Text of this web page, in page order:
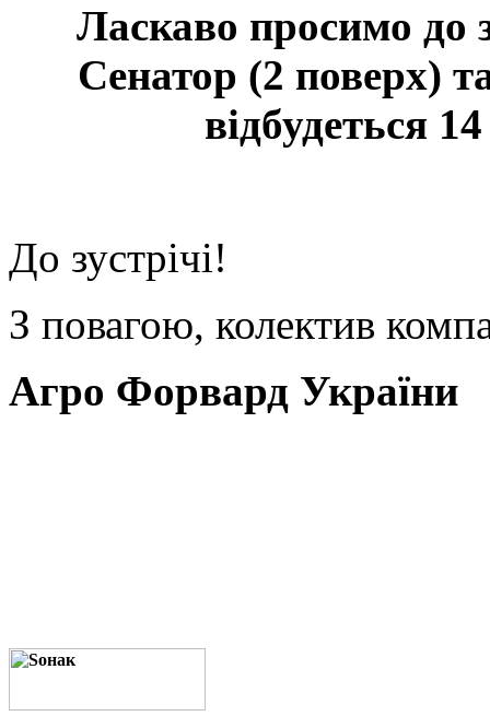
Ласкаво просимо до
Сенатор (2 поверх)
відбудеться
До зустрічі!
З повагою, колектив
Агро Форвард України